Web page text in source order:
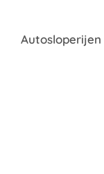
Autosloperijen